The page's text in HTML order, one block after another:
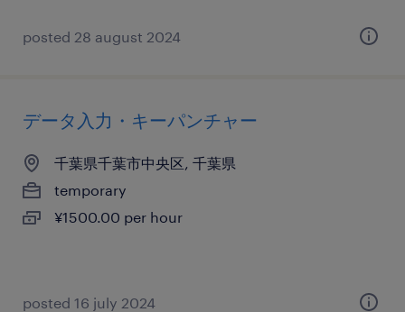
posted 28 august 2024
データ入力・キーパンチャー
千葉県千葉市中央区, 千葉県
temporary
¥1500.00 per hour
posted 16 july 2024